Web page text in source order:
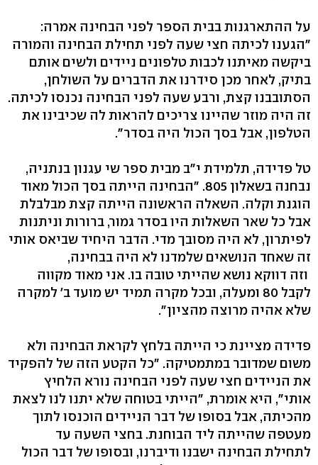
על ההתארגנות בבית הספר לפני הבחינה אמרה:
"הגענו לכיתה חצי שעה לפני תחילת הבחינה והמורה
ביקשה מאיתנו לכבות טלפונים ניידים ולשים אותם
בתיק, לאחר מכן סידרנו את הדברים על השולחן,
הסתובבנו קצת, ורבע שעה לפני הבחינה נכנסו לכיתה.
זה היה מוזר שהיינו צריכים להראות לה שכיבינו את
הטלפון, אבל בסך הכול היה בסדר".
טל פדידה, תלמידת י"ב מבית ספר שי עגנון בנתניה,
נבחנה בשאלון 805. "הבחינה הייתה בסך הכול מאוד
הוגנת וקלה. השאלה הראשונה הייתה קצת מבלבלת
אבל כל שאר השאלות היו בסדר גמור, ברורות וניתנות
לפיתרון, לא היה מסובך מדי. הדבר היחיד שביאס אותי
זה שאחד הנושאים שלמדנו לא היה בבחינה,
וזה דווקא נושא שהייתי טובה בו. אני מאוד מקווה
לקבל 80 ומעלה, ובכל מקרה תמיד יש מועד ב' למקרה
שלא אהיה מרוצה מהציון".
פדידה מציינת כי הייתה בלחץ לקראת הבחינה ולא
משום שמדובר במתמטיקה. "כל הקטע הזה של להפקיד
את הניידים חצי שעה לפני הבחינה נורא הלחיץ
אותי", היא אומרת, "הייתי בטוחה שלא יתנו לנו לצאת
מהכיתה, אבל בסופו של דבר הניידים הוכנסו לתוך
מעטפה שהייתה ליד הבוחנת. בחצי השעה עד
לתחילת הבחינה ישבנו ודיברנו, ובסופו של דבר הכול